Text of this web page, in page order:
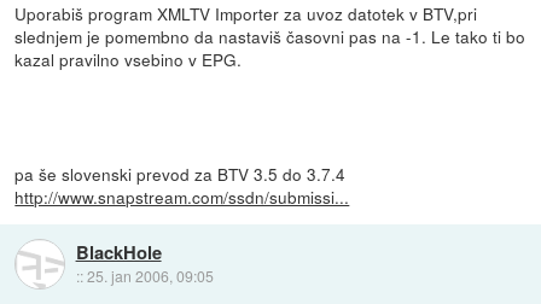
Uporabiš program XMLTV Importer za uvoz datotek v BTV,pri
slednjem je pomembno da nastaviš časovni pas na -1. Le tako ti bo
kazal pravilno vsebino v EPG.
pa še slovenski prevod za BTV 3.5 do 3.7.4
http://www.snapstream.com/ssdn/submissi...
BlackHole
::25. jan 2006, 09:05